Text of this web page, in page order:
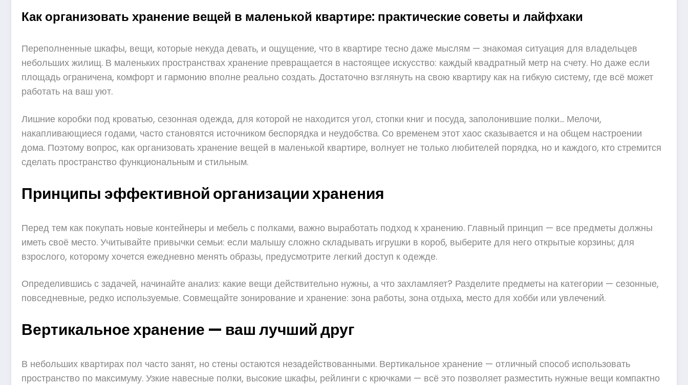
Как организовать хранение вещей в маленькой квартире: практические советы и лайфхаки
Переполненные шкафы, вещи, которые некуда девать, и ощущение, что в квартире тесно даже мыслям — знакомая ситуация для владельцев
небольших жилищ. В маленьких пространствах хранение превращается в настоящее искусство: каждый квадратный метр на счету. Но даже если
площадь ограничена, комфорт и гармонию вполне реально создать. Достаточно взглянуть на свою квартиру как на гибкую систему, где всё может
работать на ваш уют.
Лишние коробки под кроватью, сезонная одежда, для которой не находится угол, стопки книг и посуда, заполонившие полки… Мелочи,
накапливающиеся годами, часто становятся источником беспорядка и неудобства. Со временем этот хаос сказывается и на общем настроении
дома. Поэтому вопрос, как организовать хранение вещей в маленькой квартире, волнует не только любителей порядка, но и каждого, кто стремится
сделать пространство функциональным и стильным.
Принципы эффективной организации хранения
Перед тем как покупать новые контейнеры и мебель с полками, важно выработать подход к хранению. Главный принцип — все предметы должны
иметь своё место. Учитывайте привычки семьи: если малышу сложно складывать игрушки в короб, выберите для него открытые корзины; для
взрослого, которому хочется ежедневно менять образы, предусмотрите легкий доступ к одежде.
Определившись с задачей, начинайте анализ: какие вещи действительно нужны, а что захламляет? Разделите предметы на категории — сезонные,
повседневные, редко используемые. Совмещайте зонирование и хранение: зона работы, зона отдыха, место для хобби или увлечений.
Вертикальное хранение — ваш лучший друг
В небольших квартирах пол часто занят, но стены остаются незадействованными. Вертикальное хранение — отличный способ использовать
пространство по максимуму. Узкие навесные полки, высокие шкафы, рейлинги с крючками — всё это позволяет разместить нужные вещи компактно